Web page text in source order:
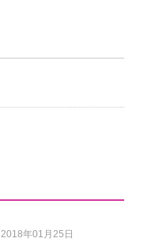
2018年01月25日